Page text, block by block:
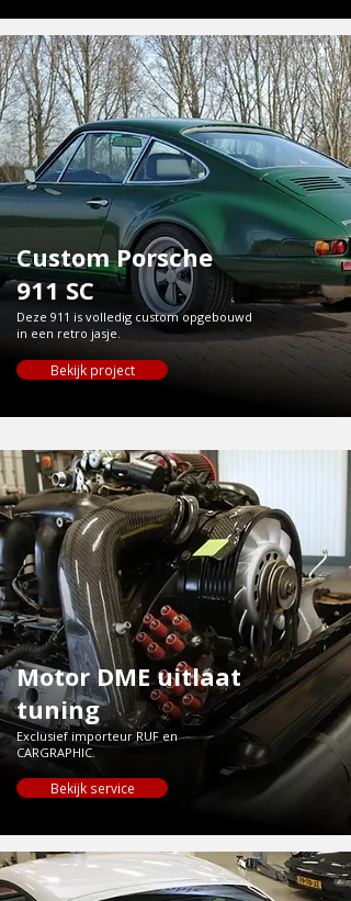
Custom Porsche
911 SC
Deze 911 is volledig custom opgebouwd
in een retro jasje.
Bekijk project
Motor DME uitlaat
tuning
Exclusief importeur RUF en
CARGRAPHIC.
Bekijk service